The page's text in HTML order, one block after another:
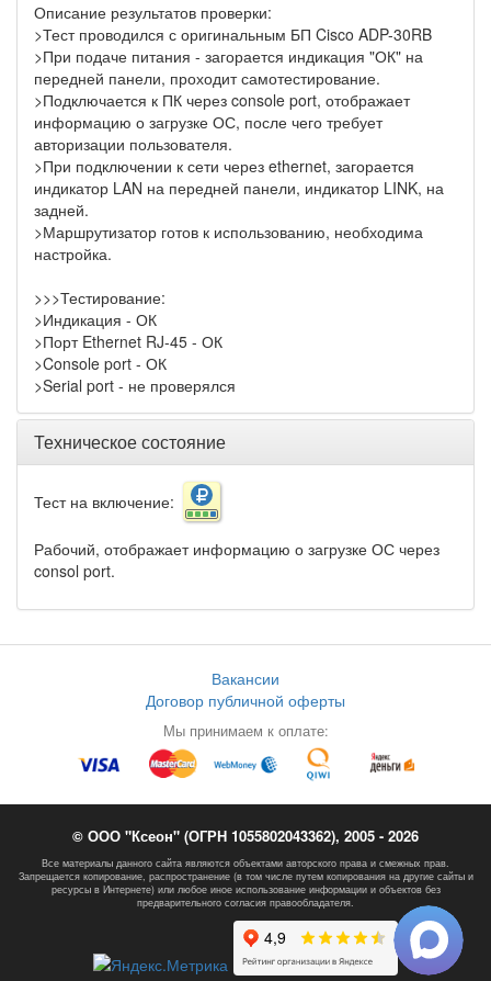
Описание результатов проверки:
>Тест проводился с оригинальным БП Cisco ADP-30RB
>При подаче питания - загорается индикация "ОК" на
передней панели, проходит самотестирование.
>Подключается к ПК через console port, отображает
информацию о загрузке ОС, после чего требует
авторизации пользователя.
>При подключении к сети через ethernet, загорается
индикатор LAN на передней панели, индикатор LINK, на
задней.
>Маршрутизатор готов к использованию, необходима
настройка.
>>>Тестирование:
>Индикация - ОК
>Порт Ethernet RJ-45 - ОК
>Console port - ОК
>Serial port - не проверялся
Техническое состояние
Тест на включение:
Рабочий, отображает информацию о загрузке ОС через
consol port.
Вакансии
Договор публичной оферты
Мы принимаем к оплате:
© ООО "Ксеон" (ОГРН 1055802043362), 2005 - 2026
Все материалы данного сайта являются объектами авторского права и смежных прав.
Запрещается копирование, распространение (в том числе путем копирования на другие сайты и
ресурсы в Интернете) или любое иное использование информации и объектов без
предварительного согласия правообладателя.